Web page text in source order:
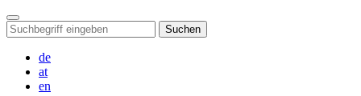
Suchen
de
at
en